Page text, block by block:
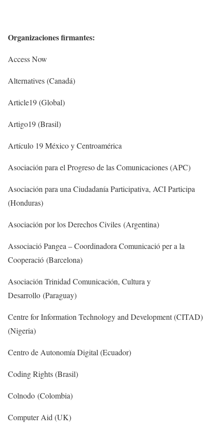
Organizaciones firmantes:
Access Now
Alternatives (Canadá)
Article19 (Global)
Artigo19 (Brasil)
Artículo 19 México y Centroamérica
Asociación para el Progreso de las Comunicaciones (APC)
Asociación para una Ciudadanía Participativa, ACI Participa
(Honduras)
Asociación por los Derechos Civiles (Argentina)
Associació Pangea – Coordinadora Comunicació per a la
Cooperació (Barcelona)
Asociación Trinidad Comunicación, Cultura y
Desarrollo (Paraguay)
Centre for Information Technology and Development (CITAD)
(Nigeria)
Centro de Autonomía Digital (Ecuador)
Coding Rights (Brasil)
Colnodo (Colombia)
Computer Aid (UK)